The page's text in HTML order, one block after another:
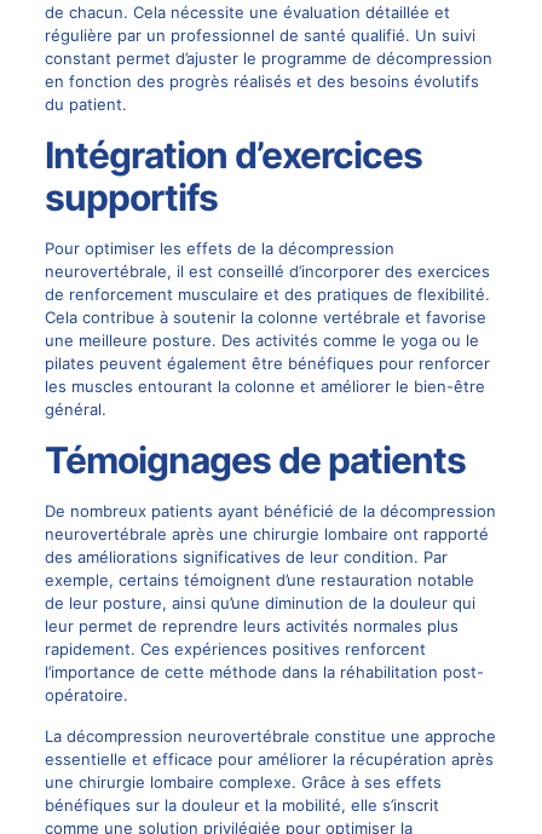
de chacun. Cela nécessite une évaluation détaillée et
régulière par un professionnel de santé qualifié. Un suivi
constant permet d’ajuster le programme de décompression
en fonction des progrès réalisés et des besoins évolutifs
du patient.
Intégration d’exercices
supportifs
Pour optimiser les effets de la décompression
neurovertébrale, il est conseillé d’incorporer des exercices
de renforcement musculaire et des pratiques de flexibilité.
Cela contribue à soutenir la colonne vertébrale et favorise
une meilleure posture. Des activités comme le yoga ou le
pilates peuvent également être bénéfiques pour renforcer
les muscles entourant la colonne et améliorer le bien-être
général.
Témoignages de patients
De nombreux patients ayant bénéficié de la décompression
neurovertébrale après une chirurgie lombaire ont rapporté
des améliorations significatives de leur condition. Par
exemple, certains témoignent d’une restauration notable
de leur posture, ainsi qu’une diminution de la douleur qui
leur permet de reprendre leurs activités normales plus
rapidement. Ces expériences positives renforcent
l’importance de cette méthode dans la réhabilitation post-
opératoire.
La décompression neurovertébrale constitue une approche
essentielle et efficace pour améliorer la récupération après
une chirurgie lombaire complexe. Grâce à ses effets
bénéfiques sur la douleur et la mobilité, elle s’inscrit
comme une solution privilégiée pour optimiser la